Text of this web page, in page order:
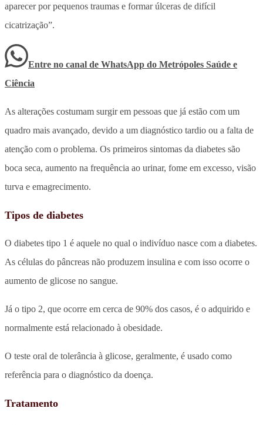
aparecer por pequenos traumas e formar úlceras de difícil
cicatrização”.
Entre no canal de WhatsApp do Metrópoles Saúde e
Ciência
As alterações costumam surgir em pessoas que já estão com um
quadro mais avançado, devido a um diagnóstico tardio ou a falta de
atenção com o problema. Os primeiros sintomas da diabetes são
boca seca, aumento na frequência ao urinar, fome em excesso, visão
turva e emagrecimento.
Tipos de diabetes
O diabetes tipo 1 é aquele no qual o indivíduo nasce com a diabetes.
As células do pâncreas não produzem insulina e com isso ocorre o
aumento de glicose no sangue.
Já o tipo 2, que ocorre em cerca de 90% dos casos, é o adquirido e
normalmente está relacionado à obesidade.
O teste oral de tolerância à glicose, geralmente, é usado como
referência para o diagnóstico da doença.
Tratamento